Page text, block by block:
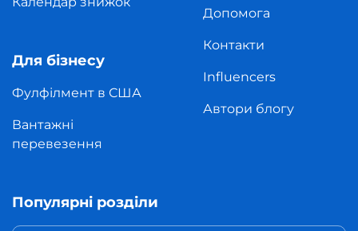
Для бізнесу
Фулфілмент в США
Вантажні
перевезення
Допомога
Контакти
Influencers
Автори блогу
Популярні розділи